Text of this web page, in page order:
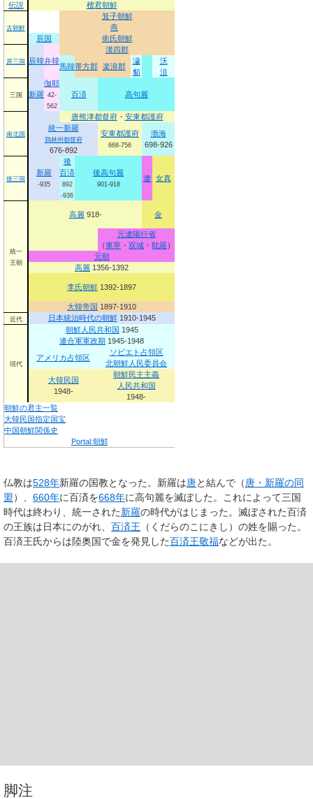
伝説
檀君朝鮮
古朝鮮
箕子朝鮮
燕
辰国
衛氏朝鮮
原三国 辰韓弁韓
漢四郡
馬韓帯方郡 楽浪郡
濊
貊
沃
沮
三国
伽耶
42-
562
百済 高句麗
新羅
南北国
唐熊津都督府・ 安東都護府
統一新羅
鶏林州都督府
676-892
安東都護府
668-756
渤海
698-926
後三国
新羅
-935
後
百済
892
-936
後高句麗
901-918
遼 女真
統一
王朝
高麗918- 金
元遼陽行省
（東寧 ・ 双城 ・ 耽羅）
元朝
高麗 1356-1392
李氏朝鮮 1392-1897
大韓帝国 1897-1910
近代 日本統治時代の朝鮮1910-1945
現代
朝鮮人民共和国 1945
連合軍軍政期 1945-1948
アメリカ占領区
ソビエト占領区
北朝鮮人民委員会
大韓民国
1948-
朝鮮民主主義
人民共和国
1948-
朝鮮の君主一覧
大韓民国指定国宝
中国朝鮮関係史
Portal:朝鮮
仏教は528年新羅の国教となった。新羅は唐と結んで（ 唐・新羅の同
盟）、 660年に百済を668年に高句麗を滅ぼした。これによって三国
時代は終わり、統一された新羅の時代がはじまった。滅ぼされた百済
の王族は日本にのがれ、 百済王 （くだらのこにきし）の姓を賜った。
百済王氏からは陸奥国で金を発見した百済王敬福などが出た。
脚注